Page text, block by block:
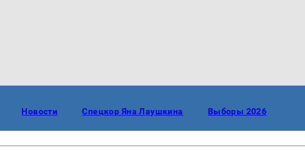
Новости Спецкор Яна Лаушкина Выборы 2026